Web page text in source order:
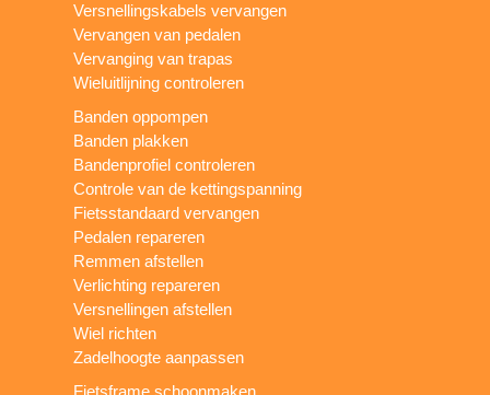
Versnellingskabels vervangen
Vervangen van pedalen
Vervanging van trapas
Wieluitlijning controleren
Banden oppompen
Banden plakken
Bandenprofiel controleren
Controle van de kettingspanning
Fietsstandaard vervangen
Pedalen repareren
Remmen afstellen
Verlichting repareren
Versnellingen afstellen
Wiel richten
Zadelhoogte aanpassen
Fietsframe schoonmaken